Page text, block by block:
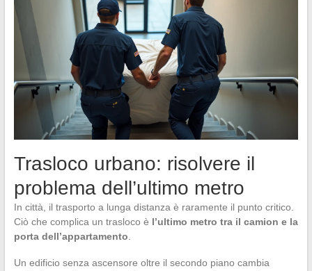
Trasloco urbano: risolvere il
problema dell’ultimo metro
In città, il trasporto a lunga distanza è raramente il punto critico.
Ciò che complica un trasloco è l’ultimo metro tra il camion e la
porta dell’appartamento
Un edificio senza ascensore oltre il secondo piano cambia